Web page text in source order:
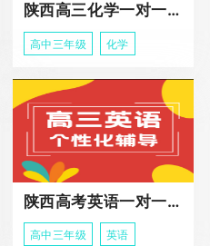
陕西高三化学一对一个性化辅导课程
高中三年级 化学
陕西高考英语一对一冲刺课程
高中三年级 英语